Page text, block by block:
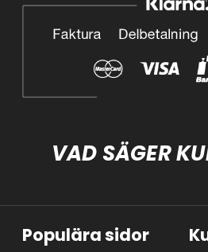
VAD SÄGER
Populära sidor